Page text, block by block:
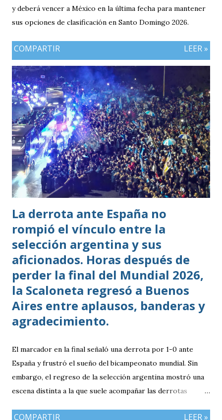
y deberá vencer a México en la última fecha para mantener
sus opciones de clasificación en Santo Domingo 2026.
COMPARTIR LEER »
La derrota ante España no
rompió el vínculo entre la
selección argentina y sus
aficionados. Horas después de
perder la final del Mundial 2026,
la Scaloneta regresó a Buenos
Aires entre aplausos, banderas y
agradecimiento.
El marcador en la final señaló una derrota por 1-0 ante
España y frustró el sueño del bicampeonato mundial. Sin
embargo, el regreso de la selección argentina mostró una
escena distinta a la que suele acompañar las derrotas
COMPARTIR LEER »